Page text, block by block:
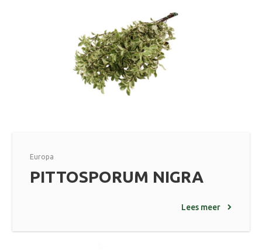
Europa
PITTOSPORUM NIGRA
Lees meer